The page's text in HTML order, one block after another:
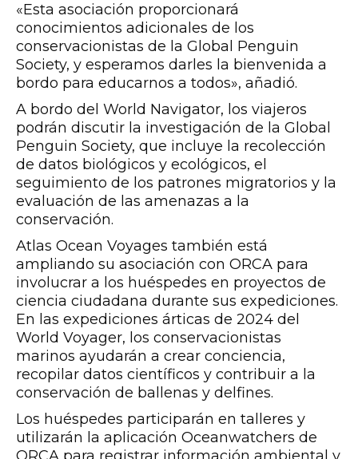
«Esta asociación proporcionará
conocimientos adicionales de los
conservacionistas de la Global Penguin
Society, y esperamos darles la bienvenida a
bordo para educarnos a todos», añadió.
A bordo del World Navigator, los viajeros
podrán discutir la investigación de la Global
Penguin Society, que incluye la recolección
de datos biológicos y ecológicos, el
seguimiento de los patrones migratorios y la
evaluación de las amenazas a la
conservación.
Atlas Ocean Voyages también está
ampliando su asociación con ORCA para
involucrar a los huéspedes en proyectos de
ciencia ciudadana durante sus expediciones.
En las expediciones árticas de 2024 del
World Voyager, los conservacionistas
marinos ayudarán a crear conciencia,
recopilar datos científicos y contribuir a la
conservación de ballenas y delfines.
Los huéspedes participarán en talleres y
utilizarán la aplicación Oceanwatchers de